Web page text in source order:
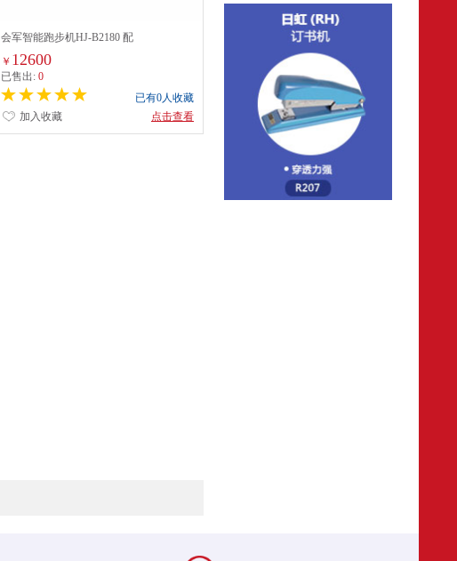
会军智能跑步机HJ-B2180 配
￥ 12600
已售出: 0
已有0人收藏
点击查看
加入收藏